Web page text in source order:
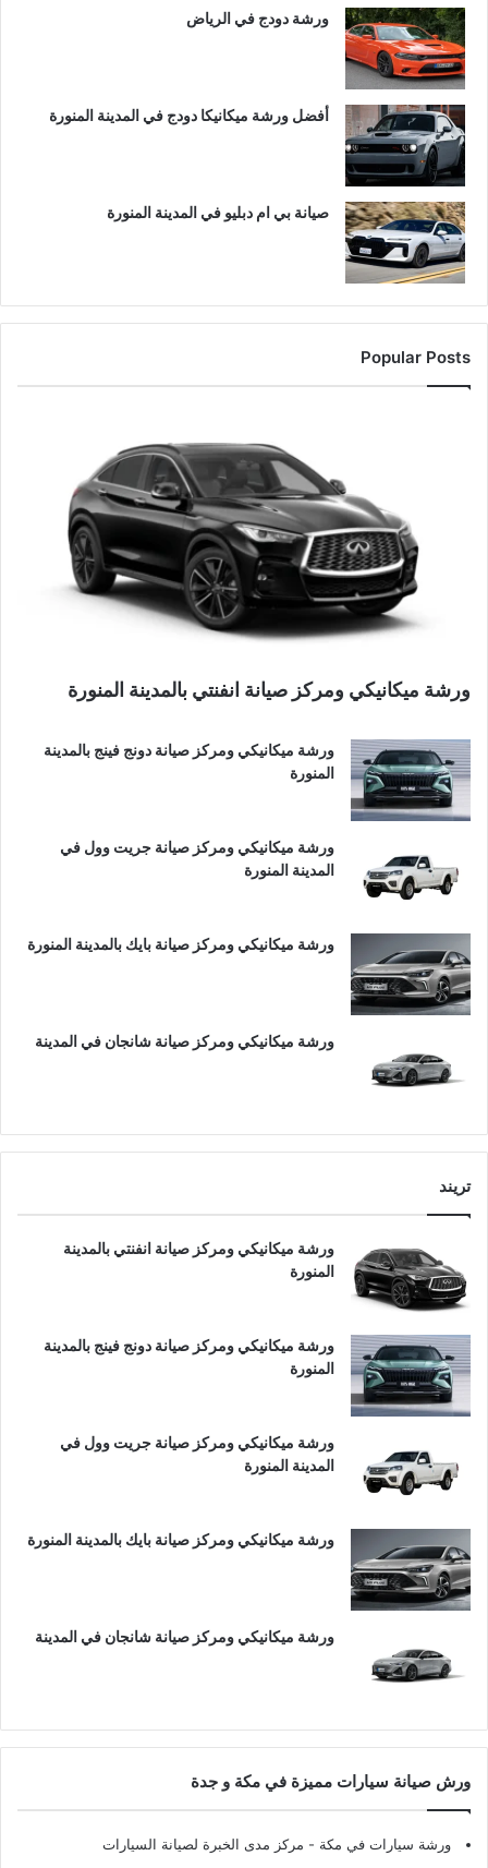
ورشة دودج في الرياض
أفضل ورشة ميكانيكا دودج في المدينة المنورة
صيانة بي ام دبليو في المدينة المنورة
Popular Posts
ورشة ميكانيكي ومركز صيانة انفنتي بالمدينة المنورة
ورشة ميكانيكي ومركز صيانة دونج فينج بالمدينة
المنورة
ورشة ميكانيكي ومركز صيانة جريت وول في
المدينة المنورة
ورشة ميكانيكي ومركز صيانة بايك بالمدينة المنورة
ورشة ميكانيكي ومركز صيانة شانجان في المدينة
تريند
ورشة ميكانيكي ومركز صيانة انفنتي بالمدينة
المنورة
ورشة ميكانيكي ومركز صيانة دونج فينج بالمدينة
المنورة
ورشة ميكانيكي ومركز صيانة جريت وول في
المدينة المنورة
ورشة ميكانيكي ومركز صيانة بايك بالمدينة المنورة
ورشة ميكانيكي ومركز صيانة شانجان في المدينة
ورش صيانة سيارات مميزة في مكة و جدة
ورشة سيارات في مكة - مركز مدى الخبرة لصيانة السيارات